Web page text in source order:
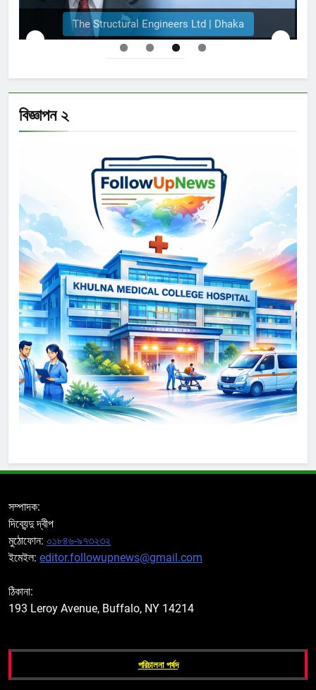
The Structural Engineers Ltd | Dhaka
বিজ্ঞাপন ২
সম্পাদক:
দিব্যেন্দু দ্বীপ
মুঠোফোন: ০১৮৪৬-৯৭৩২৩২
ইমেইল: editor.followupnews@gmail.com
ঠিকানা:
193 Leroy Avenue, Buffalo, NY 14214
পরিচালনা পর্ষদ